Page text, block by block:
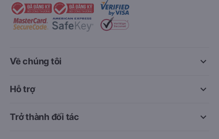
keyboard_arrow_down
Về chúng tôi
keyboard_arrow_down
Hỗ trợ
keyboard_arrow_down
Trở thành đối tác